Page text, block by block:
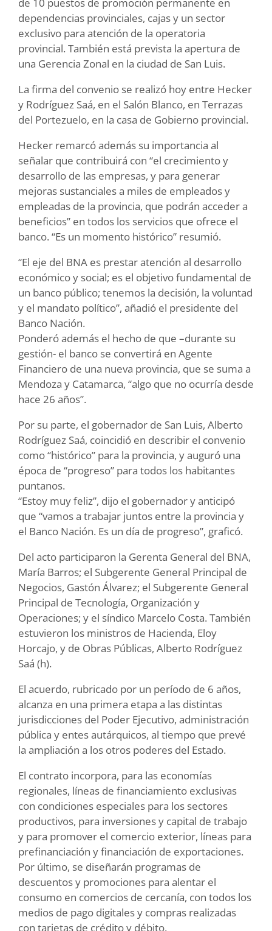
dependencias provinciales, cajas y un sector
exclusivo para atención de la operatoria
provincial. También está prevista la apertura de
una Gerencia Zonal en la ciudad de San Luis.
La firma del convenio se realizó hoy entre Hecker
y Rodríguez Saá, en el Salón Blanco, en Terrazas
del Portezuelo, en la casa de Gobierno provincial.
Hecker remarcó además su importancia al
señalar que contribuirá con “el crecimiento y
desarrollo de las empresas, y para generar
mejoras sustanciales a miles de empleados y
empleadas de la provincia, que podrán acceder a
beneficios” en todos los servicios que ofrece el
banco. “Es un momento histórico” resumió.
“El eje del BNA es prestar atención al desarrollo
económico y social; es el objetivo fundamental de
un banco público; tenemos la decisión, la voluntad
y el mandato político”, añadió el presidente del
Banco Nación.
Ponderó además el hecho de que –durante su
gestión- el banco se convertirá en Agente
Financiero de una nueva provincia, que se suma a
Mendoza y Catamarca, “algo que no ocurría desde
hace 26 años”.
Por su parte, el gobernador de San Luis, Alberto
Rodríguez Saá, coincidió en describir el convenio
como “histórico” para la provincia, y auguró una
época de “progreso” para todos los habitantes
puntanos.
“Estoy muy feliz”, dijo el gobernador y anticipó
que “vamos a trabajar juntos entre la provincia y
el Banco Nación. Es un día de progreso”, graficó.
Del acto participaron la Gerenta General del BNA,
María Barros; el Subgerente General Principal de
Negocios, Gastón Álvarez; el Subgerente General
Principal de Tecnología, Organización y
Operaciones; y el síndico Marcelo Costa. También
estuvieron los ministros de Hacienda, Eloy
Horcajo, y de Obras Públicas, Alberto Rodríguez
Saá (h).
El acuerdo, rubricado por un período de 6 años,
alcanza en una primera etapa a las distintas
jurisdicciones del Poder Ejecutivo, administración
pública y entes autárquicos, al tiempo que prevé
la ampliación a los otros poderes del Estado.
El contrato incorpora, para las economías
regionales, líneas de financiamiento exclusivas
con condiciones especiales para los sectores
productivos, para inversiones y capital de trabajo
y para promover el comercio exterior, líneas para
prefinanciación y financiación de exportaciones.
Por último, se diseñarán programas de
descuentos y promociones para alentar el
consumo en comercios de cercanía, con todos los
medios de pago digitales y compras realizadas
con tarjetas de crédito y débito.